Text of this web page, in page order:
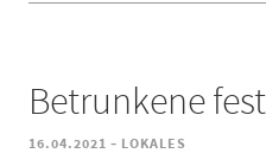
Betrunkene
16.04.2021 - LOKALES